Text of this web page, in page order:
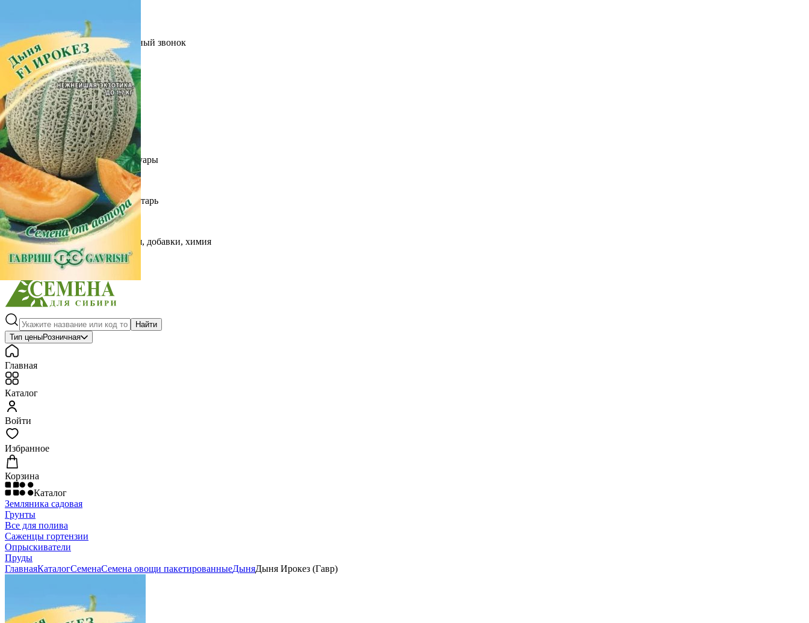
Обратный звонокЗаказать обратный звонок
Каталог
Семена
Грунты
Газонные травы, сидераты
Горшки, рассадники, аксессуары
Посадочный материал
Садовый инструмент, инвентарь
Консервирование
Средства защиты, удобрения, добавки, химия
Обустройство сада, декор
Найти
Тип ценыРозничная
Главная
Каталог
Войти
Избранное
Корзина
Каталог
Земляника садовая
Грунты
Все для полива
Саженцы гортензии
Опрыскиватели
Пруды
ГлавнаяКаталогСеменаСемена овощи пакетированныеДыняДыня Ирокез (Гавр)